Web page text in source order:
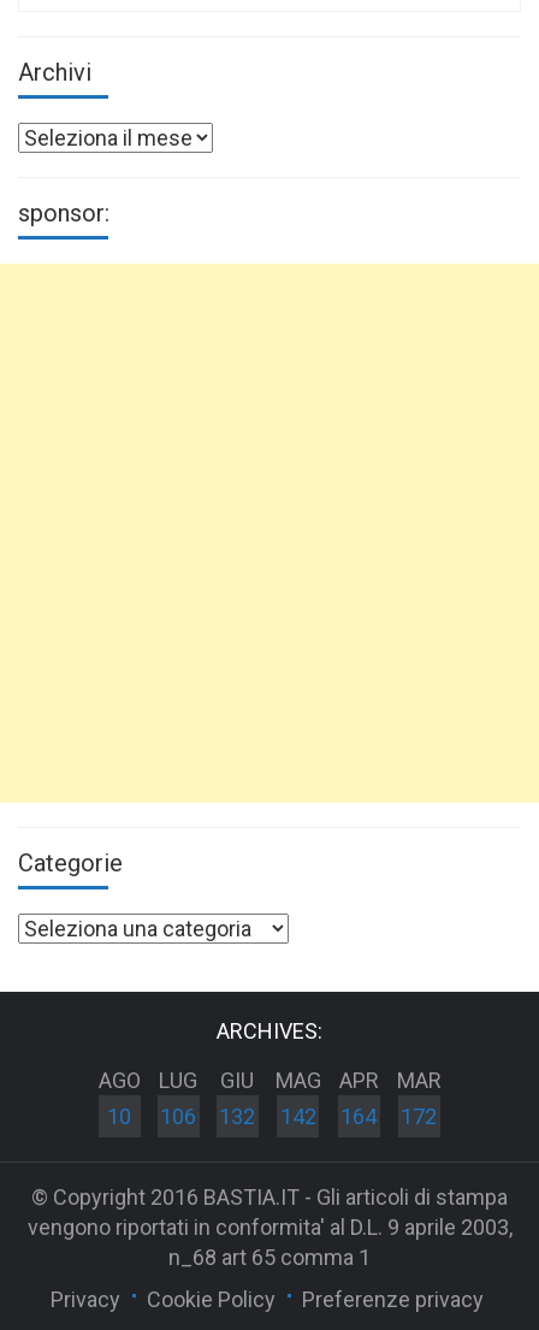
Archivi
Archivi
sponsor:
Categorie
Categorie
ARCHIVES:
AGO
10
LUG
106
GIU
132
MAG
142
APR
164
MAR
172
© Copyright 2016 BASTIA.IT - Gli articoli di stampa
vengono riportati in conformita' al D.L. 9 aprile 2003,
n_68 art 65 comma 1
Privacy
Cookie Policy Preferenze privacy